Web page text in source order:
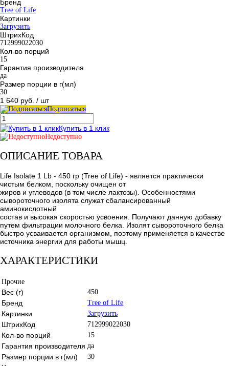
Бренд
Tree of Life
Картинки
Загрузить
ШтрихКод
712999022030
Кол-во порций
15
Гарантия производителя
да
Размер порции в г(мл)
30
1 640 руб. / шт
Подписаться
Купить в 1 клик
Недоступно
ОПИСАНИЕ ТОВАРА
Life Isolate 1 Lb - 450 гр (Tree of Life) - является практически
чистым белком, поскольку очищен от
жиров и углеводов (в том числе лактозы). Особенностями
сывороточного изолята служат сбалансированный
аминокислотный
состав и высокая скоростью усвоения. Получают данную добавку
путем фильтрации молочного белка. Изолят сывороточного белка
быстро усваивается организмом, поэтому применяется в качестве
источника энергии для работы мышц.
ХАРАКТЕРИСТИКИ
Прочие
Вес (г) 450
Бренд Tree of Life
Картинки Загрузить
ШтрихКод 712999022030
Кол-во порций 15
Гарантия производителя да
Размер порции в г(мл) 30